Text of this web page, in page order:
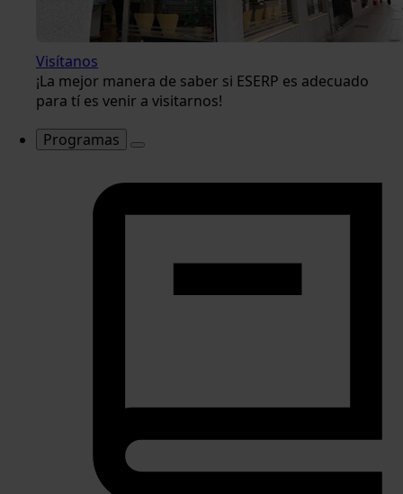
Visítanos
¡La mejor manera de saber si ESERP es adecuado
para tí es venir a visitarnos!
Programas